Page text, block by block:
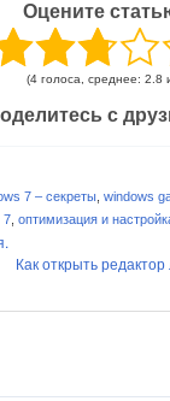
Оцените
(4 голоса, среднее: 2.8
с
7 – секреты, windows
7, оптимизация и
Как открыть